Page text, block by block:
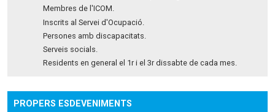
Membres de l'ICOM.
Inscrits al Servei d'Ocupació.
Persones amb discapacitats.
Serveis socials.
Residents en general el 1r i el 3r dissabte de cada mes.
PROPERS ESDEVENIMENTS